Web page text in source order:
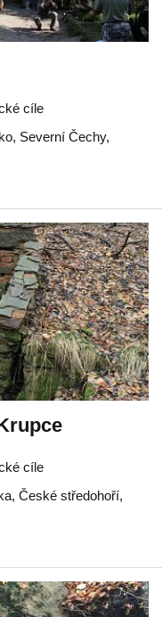
cíle
, Severní Čechy,
cíle
, České středohoří,